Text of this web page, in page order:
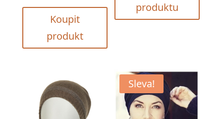
Koupit
produkt
produktu
Sleva!